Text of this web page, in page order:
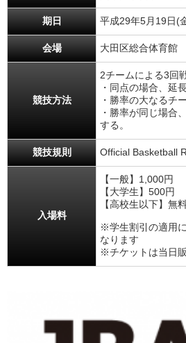
期日 平成29年5月19日(
会場 大田区総合体育館
競技方法
2チームによる3回
・同点の場合、延
・勝率の大なるチ
・勝率が同じ場合
する。
競技規則 Official Basketball
入場料
【一般】1,000円
【大学生】500円
【高校生以下】無
※学生割引の適用
なります
※チケットは当日